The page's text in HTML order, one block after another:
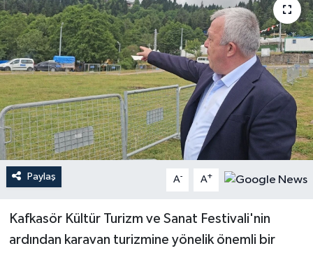
Paylaş A- A+
Kafkasör Kültür Turizm ve Sanat Festivali'nin
ardından karavan turizmine yönelik önemli bir